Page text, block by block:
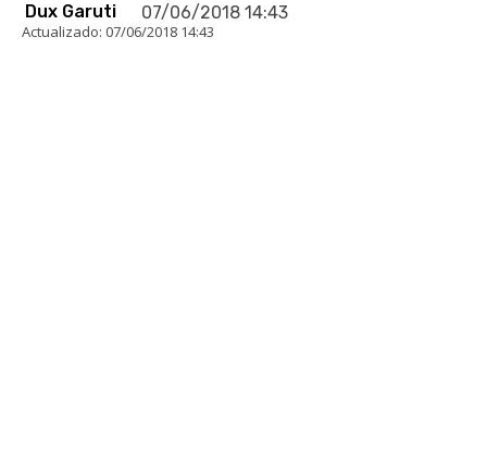
Dux Garuti 07/06/2018 14:43
Actualizado: 07/06/2018 14:43